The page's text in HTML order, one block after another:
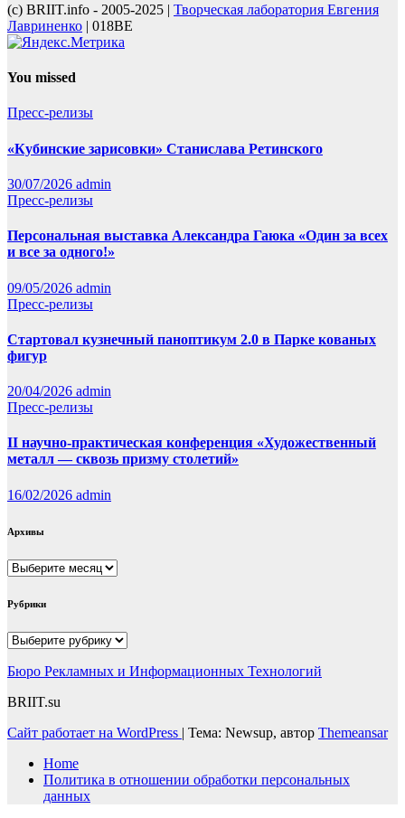
(с) BRIIT.info - 2005-2025 | Творческая лаборатория Евгения
Лавриненко | 018BE
You missed
Пресс-релизы
«Кубинские зарисовки» Станислава Ретинского
30/07/2026 admin
Пресс-релизы
Персональная выставка Александра Гаюка «Один за всех
и все за одного!»
09/05/2026 admin
Пресс-релизы
Стартовал кузнечный паноптикум 2.0 в Парке кованых
фигур
20/04/2026 admin
Пресс-релизы
II научно-практическая конференция «Художественный
металл — сквозь призму столетий»
16/02/2026 admin
Архивы
Архивы
Рубрики
Рубрики
Бюро Рекламных и Информационных Технологий
BRIIT.su
Сайт работает на WordPress | Тема: Newsup, автор Themeansar
Home
Политика в отношении обработки персональных
данных